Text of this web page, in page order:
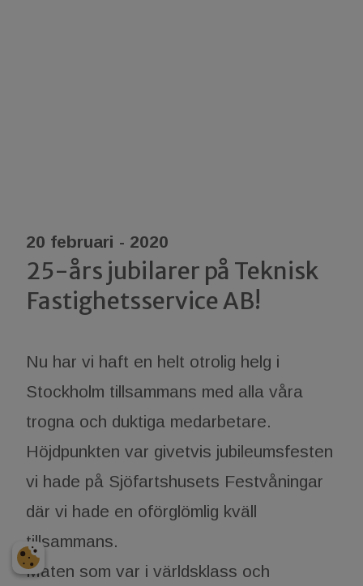
20 februari - 2020
25-års jubilarer på Teknisk
Fastighetsservice AB!
Nu har vi haft en helt otrolig helg i
Stockholm tillsammans med alla våra
trogna och duktiga medarbetare.
Höjdpunkten var givetvis jubileumsfesten
vi hade på Sjöfartshusets Festvåningar
där vi hade en oförglömlig kväll
tillsammans.
Maten som var i världsklass och